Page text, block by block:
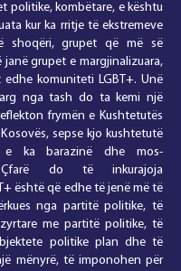
politike, kombëtare, e kështu
kur ka rritje të ekstremeve
shoqëri, grupet që më së
grupet e margjinalizuara,
komuniteti LGBT+. Unë
nga tash do ta kemi një
frymën e Kushtetutës
sepse kjo kushtetutë
e ka barazinë dhe mos-
Çfarë do të inkurajoja
është që edhe të jenë më të
nga partitë politike, të
me partitë politike, të
politike plan dhe të
mënyrë, të imponohen për